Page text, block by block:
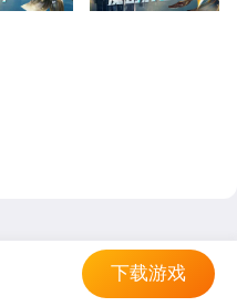
下载游戏